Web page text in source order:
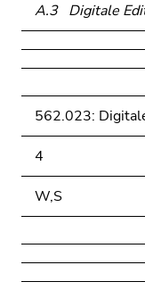
A.3 Digitale
562.023:
4
W,S